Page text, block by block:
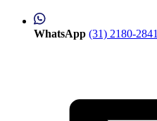
WhatsApp (31) 2180-2841